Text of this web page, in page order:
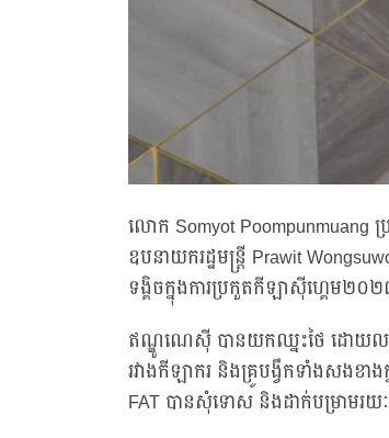
លោក Somyot Poompunmuang
ឧបនាយករដ្ឋមន្ត្រី Prawit
ទង្គិចក្នុងការប្រកួតកីឡាស៊ីហ្គេម២០
ឥណ្ឌូណេស៊ី បានយកឈ្នះថៃ ដោយលទ្ធផ
រវាងកីឡាករ និងគ្រូបង្វឹកទាំងសងខ
FAT បានសុំទោស និងដាក់បម្រាមរយ